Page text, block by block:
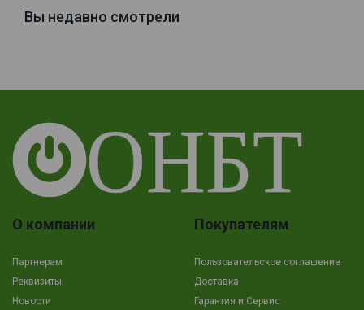
Вы недавно смотрели
О компании
Партнерам
Реквизиты
Новости
Покупателям
Пользовательское соглашение
Доставка
Гарантия и Сервис